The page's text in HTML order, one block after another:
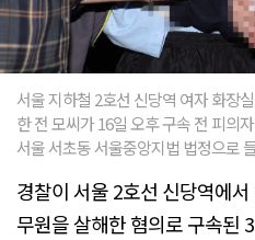
서울 지하철 2호선 신당역 여자 화장
한 전 모씨가 16일 오후 구속 전 피의
서울 서초동 서울중앙지법 법정으로
경찰이 서울 2호선 신당역에
무원을 살해한 혐의로 구속된